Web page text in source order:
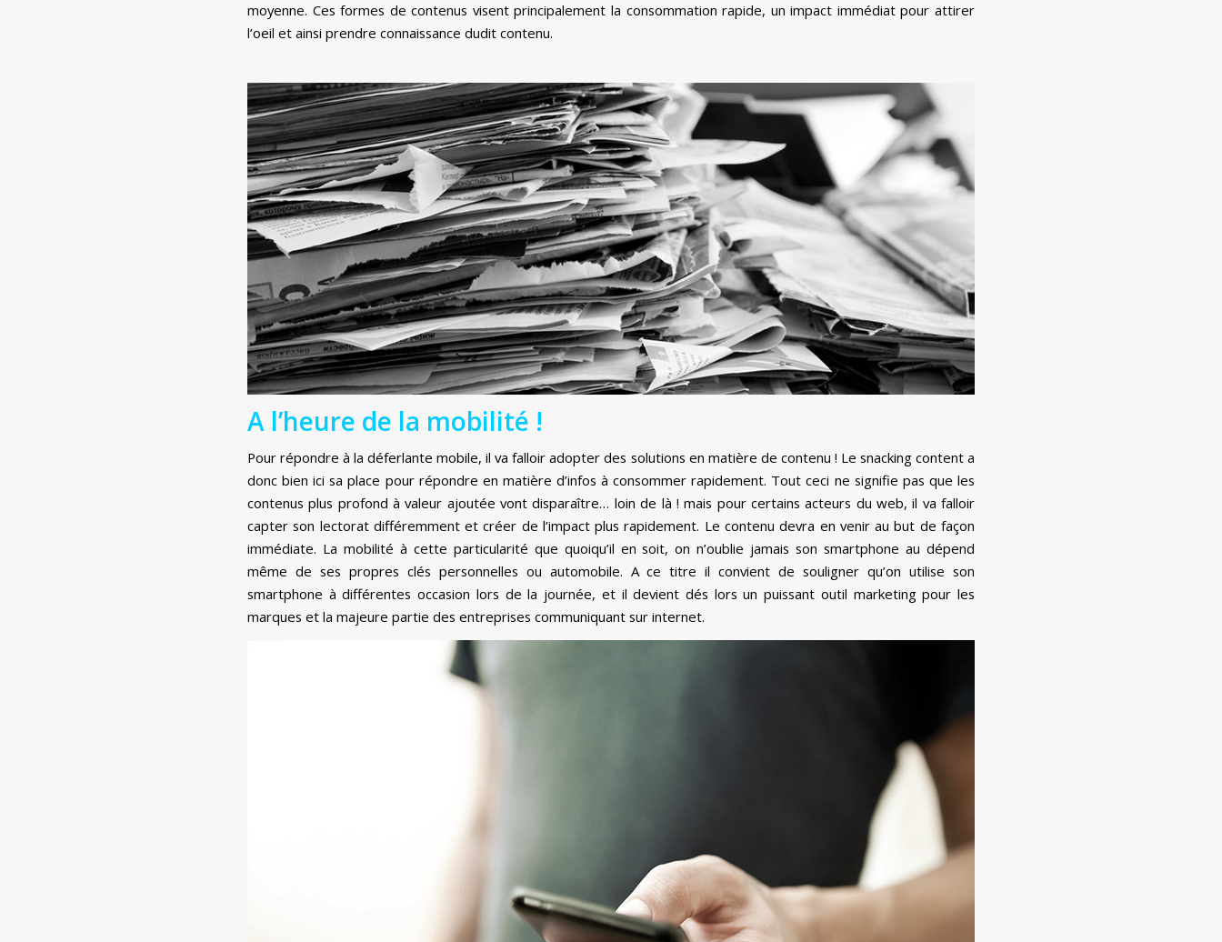
moyenne. Ces formes de contenus visent principalement la consommation rapide, un impact immédiat pour attirer
l’oeil et ainsi prendre connaissance dudit contenu.
A l’heure de la mobilité !
Pour répondre à la déferlante mobile, il va falloir adopter des solutions en matière de contenu ! Le snacking content a
donc bien ici sa place pour répondre en matière d’infos à consommer rapidement. Tout ceci ne signifie pas que les
contenus plus profond à valeur ajoutée vont disparaître… loin de là ! mais pour certains acteurs du web, il va falloir
capter son lectorat différemment et créer de l’impact plus rapidement. Le contenu devra en venir au but de façon
immédiate. La mobilité à cette particularité que quoiqu’il en soit, on n’oublie jamais son smartphone au dépend
même de ses propres clés personnelles ou automobile. A ce titre il convient de souligner qu’on utilise son
smartphone à différentes occasion lors de la journée, et il devient dés lors un puissant outil marketing pour les
marques et la majeure partie des entreprises communiquant sur internet.